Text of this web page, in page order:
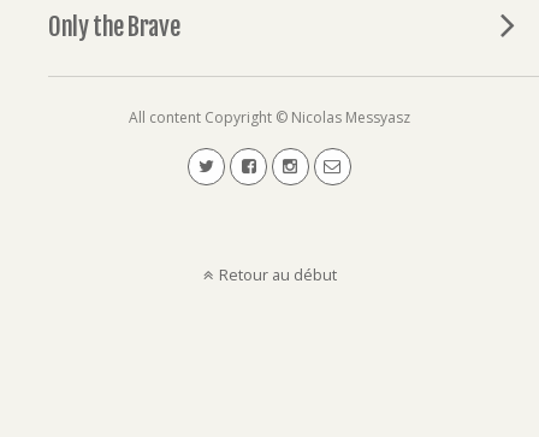
Only the Brave
All content Copyright © Nicolas Messyasz
Retour au début